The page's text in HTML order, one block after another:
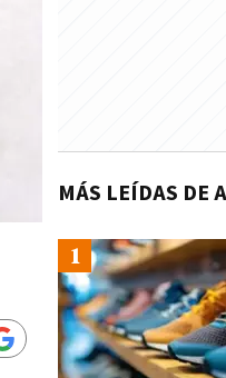
MÁS LEÍDAS DE